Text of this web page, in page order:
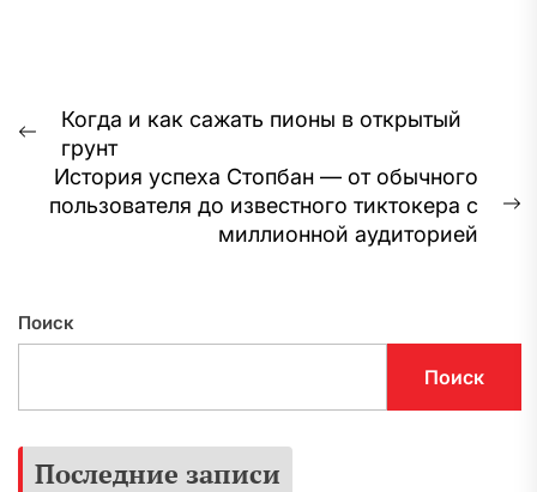
Навигация
записям
Предыдущая
запись:
Когда и как сажать пионы в открытый
грунт
История успеха Стопбан — от обычного
пользователя до известного тиктокера с
миллионной аудиторией
Поиск
Поиск
Последние записи